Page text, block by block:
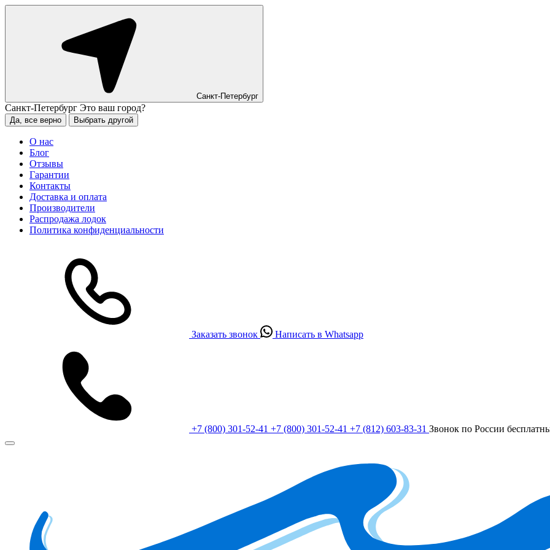
Санкт-Петербург
Санкт-Петербург Это ваш город?
Да, все верно Выбрать другой
О нас
Блог
Отзывы
Гарантии
Контакты
Доставка и оплата
Производители
Распродажа лодок
Политика конфиденциальности
Заказать звонок Написать в Whatsapp
+7 (800) 301-52-41 +7 (800) 301-52-41 +7 (812) 603-83-31 Звонок по России